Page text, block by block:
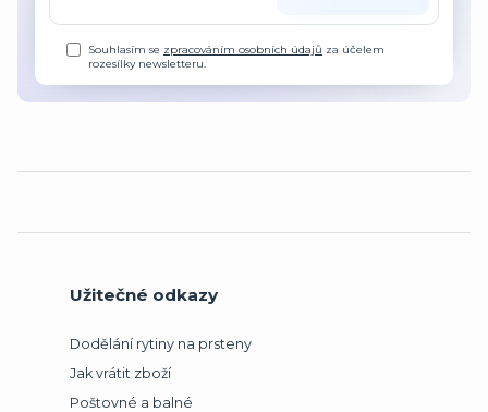
Souhlasím se zpracováním osobních údajů za účelem
rozesílky newsletteru.
Užitečné odkazy
Dodělání rytiny na prsteny
Jak vrátit zboží
Poštovné a balné